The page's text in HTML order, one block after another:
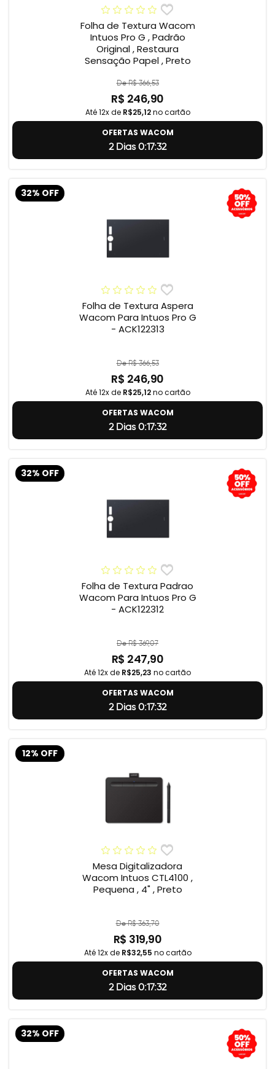
Folha de Textura Wacom
Intuos Pro G , Padrão
Original , Restaura
Sensação Papel , Preto
De R$ 366,53
R$ 246,90
Até 12x de R$25,12no cartão
OFERTAS WACOM
2 Dias 0:17:31
32% OFF
Folha de Textura Aspera
Wacom Para Intuos Pro G
- ACK122313
De R$ 366,53
R$ 246,90
Até 12x de R$25,12no cartão
OFERTAS WACOM
2 Dias 0:17:31
32% OFF
Folha de Textura Padrao
Wacom Para Intuos Pro G
- ACK122312
De R$ 369,07
R$ 247,90
Até 12x de R$25,23 no cartão
OFERTAS WACOM
2 Dias 0:17:31
12% OFF
Mesa Digitalizadora
Wacom Intuos CTL4100 ,
Pequena , 4" , Preto
De R$ 363,70
R$ 319,90
Até 12x de R$32,55 no cartão
OFERTAS WACOM
2 Dias 0:17:31
32% OFF